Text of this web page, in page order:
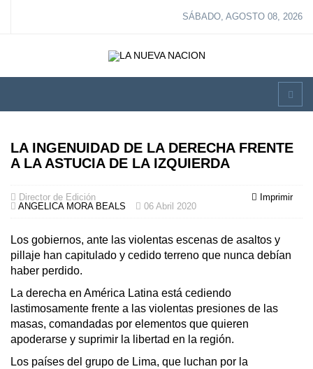
SÁBADO, AGOSTO 08, 2026
LA INGENUIDAD DE LA DERECHA FRENTE
A LA ASTUCIA DE LA IZQUIERDA
Imprimir
Director de Edición
ANGELICA MORA BEALS
06 Abril 2020
Los gobiernos, ante las violentas escenas de asaltos y
pillaje han capitulado y cedido terreno que nunca debían
haber perdido.
La derecha en América Latina está cediendo
lastimosamente frente a las violentas presiones de las
masas, comandadas por elementos que quieren
apoderarse y suprimir la libertad en la región.
Los países del grupo de Lima, que luchan por la